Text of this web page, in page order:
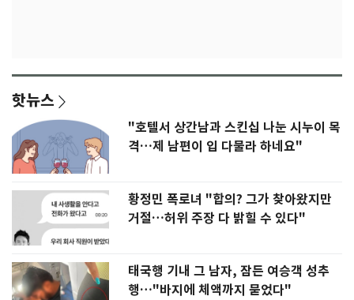
핫뉴스
"호텔서 상간남과 스킨십 나눈 시누이 목
격…제 남편이 입 다물라 하네요"
황정민 폭로녀 "합의? 그가 찾아왔지만
거절…허위 주장 다 밝힐 수 있다"
태국행 기내 그 남자, 잠든 여승객 성추
행…"바지에 체액까지 묻었다"